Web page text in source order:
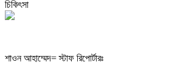
শাওন আহাম্মেদ= স্টাফ রিপোর্টারঃ